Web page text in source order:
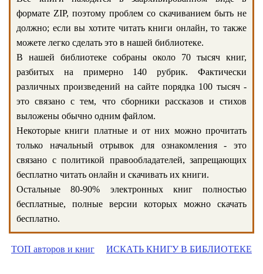
формате ZIP, поэтому проблем со скачиванием быть не
должно; если вы хотите читать книги онлайн, то также
можете легко сделать это в нашей библиотеке.
В нашей библиотеке собраны около 70 тысяч книг,
разбитых на примерно 140 рубрик. Фактически
различных произведений на сайте порядка 100 тысяч -
это связано с тем, что сборники рассказов и стихов
выложены обычно одним файлом.
Некоторые книги платные и от них можно прочитать
только начальный отрывок для ознакомления - это
связано с политикой правообладателей, запрещающих
бесплатно читать онлайн и скачивать их книги.
Остальные 80-90% электронных книг полностью
бесплатные, полные версии которых можно скачать
бесплатно.
ТОП авторов и книг ИСКАТЬ КНИГУ В БИБЛИОТЕКЕ